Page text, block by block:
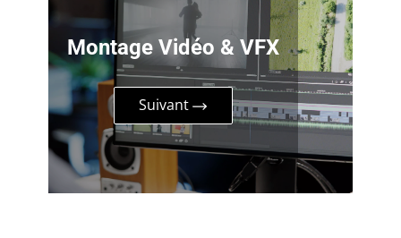
Montage Vidéo & VFX
Suivant